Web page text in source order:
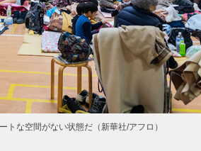
な空間がない状態だ（新華社/アフロ）